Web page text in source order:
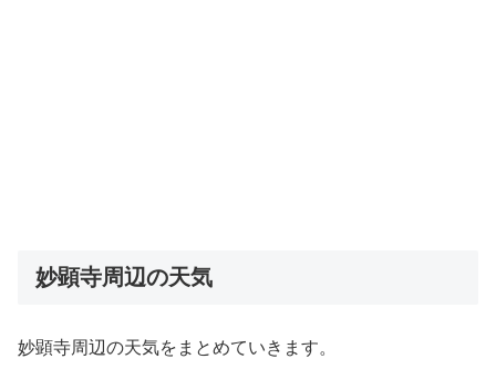
妙顕寺周辺の天気
妙顕寺周辺の天気をまとめていきます。